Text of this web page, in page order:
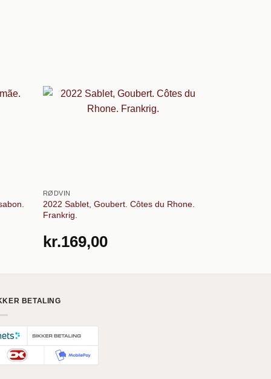
RØDVIN
2022 Sablet, Goubert. Côtes du Rhone.
Frankrig.
kr.169,00
BETALING